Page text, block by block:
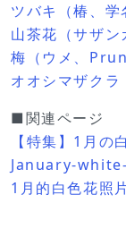
ツバキ（椿、
山茶花（サザ
梅（ウメ、
オオシマザク
■関連ページ
【特集】1月の
January-
1月的白色花照